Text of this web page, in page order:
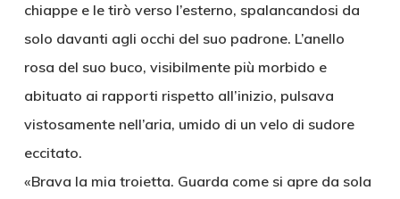
chiappe e le tirò verso l’esterno, spalancandosi da
solo davanti agli occhi del suo padrone. L’anello
rosa del suo buco, visibilmente più morbido e
abituato ai rapporti rispetto all’inizio, pulsava
vistosamente nell’aria, umido di un velo di sudore
eccitato.
«Brava la mia troietta. Guarda come si apre da sola